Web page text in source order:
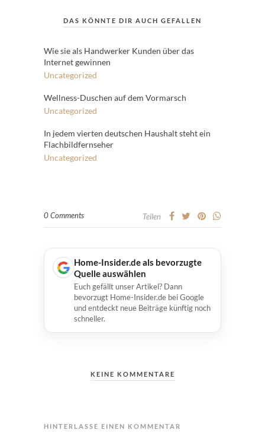
DAS KÖNNTE DIR AUCH GEFALLEN
Wie sie als Handwerker Kunden über das
Internet gewinnen
Uncategorized
Wellness-Duschen auf dem Vormarsch
Uncategorized
In jedem vierten deutschen Haushalt steht ein
Flachbildfernseher
Uncategorized
0 Comments Teilen
Home-Insider.de als bevorzugte
Quelle auswählen
Euch gefällt unser Artikel? Dann
bevorzugt Home-Insider.de bei Google
und entdeckt neue Beiträge künftig noch
schneller.
KEINE KOMMENTARE
HINTERLASSE EINEN KOMMENTAR